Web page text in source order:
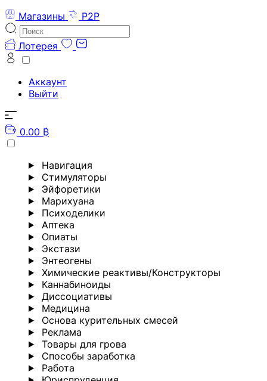
Магазины
P2P
Лотерея
Аккаунт
Выйти
0.00 ₿
Навигация
Стимуляторы
Эйфоретики
Марихуана
Психоделики
Аптека
Опиаты
Экстази
Энтеогены
Химические реактивы/Конструкторы
Каннабиноиды
Диссоциативы
Медицина
Основа курительных смесей
Реклама
Товары для грова
Способы заработка
Работа